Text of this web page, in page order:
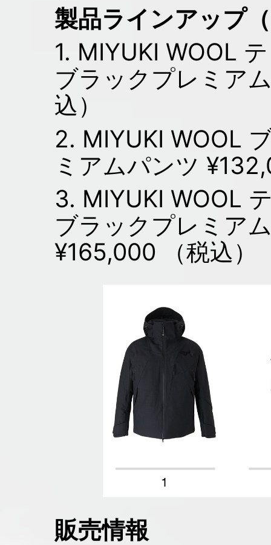
製品ラインアップ
1. MIYUKI WOOL
ブラックプレミア
込）
2. MIYUKI WOOL
ミアムパンツ
3. MIYUKI WOOL
ブラックプレミア
¥165,000 （税込）
販売情報